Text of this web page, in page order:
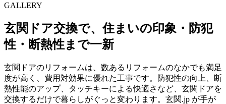
GALLERY
玄関ドア交換で、住まいの印象・防犯
性・断熱性まで一新
玄関ドアのリフォームは、数あるリフォームのなかでも満足
度が高く、費用対効果に優れた工事です。防犯性の向上、断
熱性能のアップ、タッチキーによる快適さなど、玄関ドアを
交換するだけで暮らしがぐっと変わります。玄関.jp が手が